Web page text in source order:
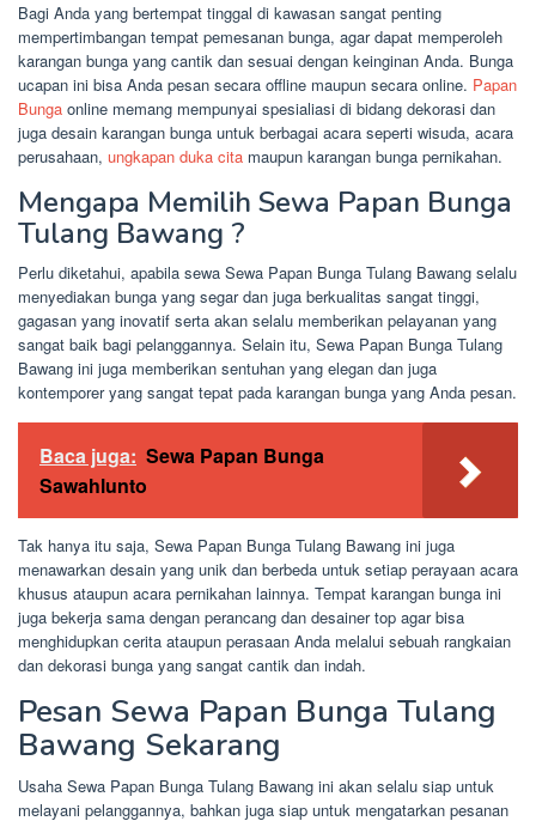
Bagi Anda yang bertempat tinggal di kawasan sangat penting
mempertimbangan tempat pemesanan bunga, agar dapat memperoleh
karangan bunga yang cantik dan sesuai dengan keinginan Anda. Bunga
ucapan ini bisa Anda pesan secara offline maupun secara online. Papan
Bunga online memang mempunyai spesialiasi di bidang dekorasi dan
juga desain karangan bunga untuk berbagai acara seperti wisuda, acara
perusahaan, ungkapan duka cita maupun karangan bunga pernikahan.
Mengapa Memilih Sewa Papan Bunga
Tulang Bawang ?
Perlu diketahui, apabila sewa Sewa Papan Bunga Tulang Bawang selalu
menyediakan bunga yang segar dan juga berkualitas sangat tinggi,
gagasan yang inovatif serta akan selalu memberikan pelayanan yang
sangat baik bagi pelanggannya. Selain itu, Sewa Papan Bunga Tulang
Bawang ini juga memberikan sentuhan yang elegan dan juga
kontemporer yang sangat tepat pada karangan bunga yang Anda pesan.
Baca juga: Sewa Papan Bunga
Sawahlunto
Tak hanya itu saja, Sewa Papan Bunga Tulang Bawang ini juga
menawarkan desain yang unik dan berbeda untuk setiap perayaan acara
khusus ataupun acara pernikahan lainnya. Tempat karangan bunga ini
juga bekerja sama dengan perancang dan desainer top agar bisa
menghidupkan cerita ataupun perasaan Anda melalui sebuah rangkaian
dan dekorasi bunga yang sangat cantik dan indah.
Pesan Sewa Papan Bunga Tulang
Bawang Sekarang
Usaha Sewa Papan Bunga Tulang Bawang ini akan selalu siap untuk
melayani pelanggannya, bahkan juga siap untuk mengatarkan pesanan